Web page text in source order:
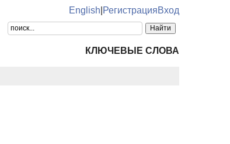
English РегистрацияВход
КЛЮЧЕВЫЕ СЛОВА